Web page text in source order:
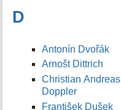
D
Antonín Dvořák
Arnošt Dittrich
Christian Andreas
Doppler
František Dušek